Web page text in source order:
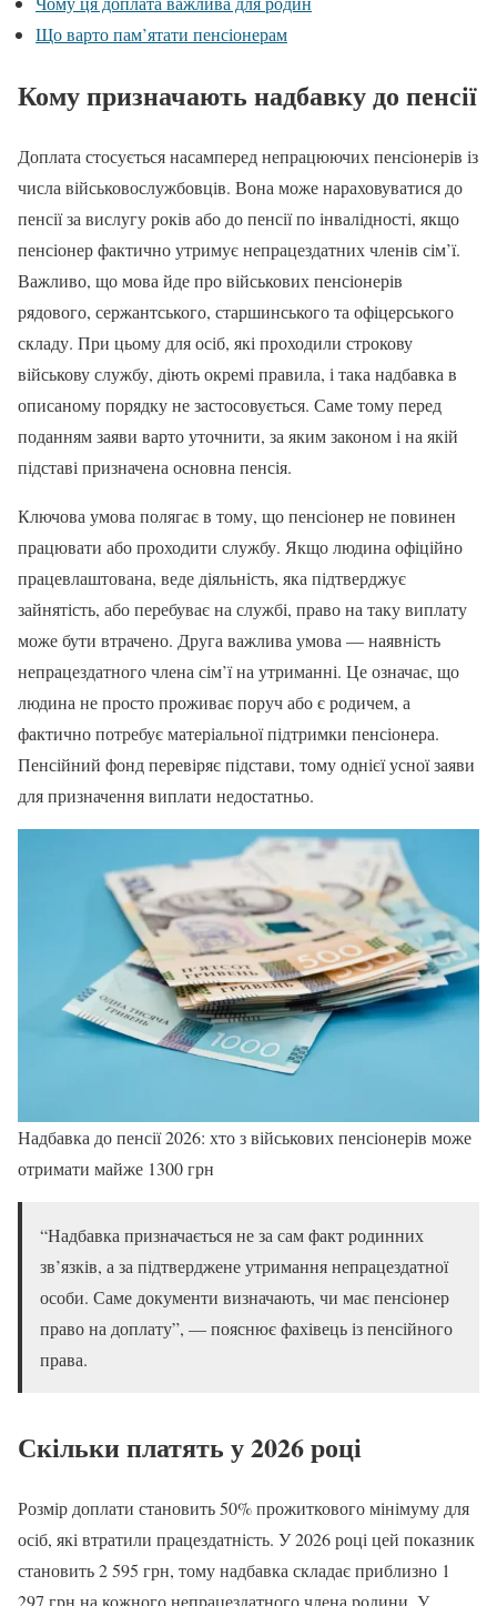
Що варто пам’ятати пенсіонерам
Кому призначають надбавку до пенсії
Доплата стосується насамперед непрацюючих пенсіонерів із
числа військовослужбовців. Вона може нараховуватися до
пенсії за вислугу років або до пенсії по інвалідності, якщо
пенсіонер фактично утримує непрацездатних членів сім’ї.
Важливо, що мова йде про військових пенсіонерів
рядового, сержантського, старшинського та офіцерського
складу. При цьому для осіб, які проходили строкову
військову службу, діють окремі правила, і така надбавка в
описаному порядку не застосовується. Саме тому перед
поданням заяви варто уточнити, за яким законом і на якій
підставі призначена основна пенсія.
Ключова умова полягає в тому, що пенсіонер не повинен
працювати або проходити службу. Якщо людина офіційно
працевлаштована, веде діяльність, яка підтверджує
зайнятість, або перебуває на службі, право на таку виплату
може бути втрачено. Друга важлива умова — наявність
непрацездатного члена сім’ї на утриманні. Це означає, що
людина не просто проживає поруч або є родичем, а
фактично потребує матеріальної підтримки пенсіонера.
Пенсійний фонд перевіряє підстави, тому однієї усної заяви
для призначення виплати недостатньо.
Надбавка до пенсії 2026: хто з військових пенсіонерів може
отримати майже 1300 грн
“Надбавка призначається не за сам факт родинних
зв’язків, а за підтверджене утримання непрацездатної
особи. Саме документи визначають, чи має пенсіонер
право на доплату”, — пояснює фахівець із пенсійного
права.
Скільки платять у 2026 році
Розмір доплати становить 50% прожиткового мінімуму для
осіб, які втратили працездатність. У 2026 році цей показник
становить 2 595 грн, тому надбавка складає приблизно 1
297 грн на кожного непрацездатного члена родини. У